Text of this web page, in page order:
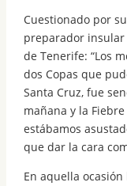
Cuestionado por
preparador insular
de Tenerife: “Los
dos Copas que
Santa Cruz, fue
mañana y la
estábamos
que dar la cara
En aquella